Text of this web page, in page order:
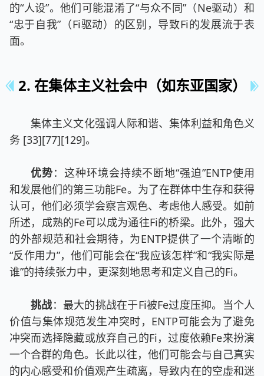
的“人设”。他们可能混淆了“与众不同”（Ne驱动）和
“忠于自我”（Fi驱动）的区别，导致Fi的发展流于表
面。
2. 在集体主义社会中（如东亚国家）
集体主义文化强调人际和谐、集体利益和角色义
务 [33][77][129]。
优势：这种环境会持续不断地“强迫”ENTP使用
和发展他们的第三功能Fe。为了在群体中生存和获得
认可，他们必须学会察言观色、考虑他人感受。如前
所述，成熟的Fe可以成为通往Fi的桥梁。此外，强大
的外部规范和社会期待，为ENTP提供了一个清晰的
“反作用力”，他们可能会在“我应该怎样”和“我实际是
谁”的持续张力中，更深刻地思考和定义自己的Fi。
挑战：最大的挑战在于Fi被Fe过度压抑。当个人
价值与集体规范发生冲突时，ENTP可能会为了避免
冲突而选择隐藏或放弃自己的Fi，过度依赖Fe来扮演
一个合群的角色。长此以往，他们可能会与自己真实
的内心感受和价值观产生疏离，导致内在的空虚和迷